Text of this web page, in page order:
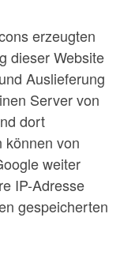
erzeugten
dieser Website
Auslieferung
Server von
dort
können von
weiter
IP-Adresse
gespeicherten